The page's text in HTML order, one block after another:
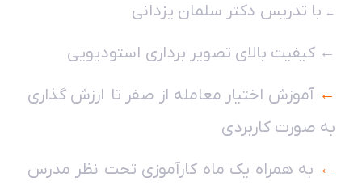
← با تدریس دکتر سلمان یزدانی
← کیفیت بالای تصویر برداری استودیویی
← آموزش اختیار معامله از صفر تا ارزش گذاری
به صورت کاربردی
← به همراه یک ماه کارآموزی تحت نظر مدرس